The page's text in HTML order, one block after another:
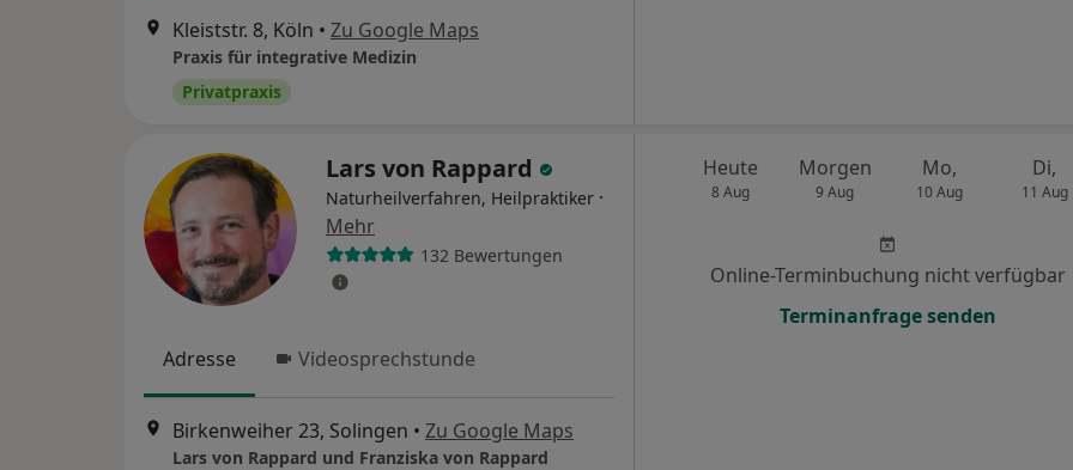
Kleiststr. 8, Köln • Zu Google Maps
Praxis für integrative Medizin
Privatpraxis
Lars von Rappard
Naturheilverfahren, Heilpraktiker ·
Mehr
132 Bewertungen
Adresse Videosprechstunde
Birkenweiher 23, Solingen • Zu Google Maps
Lars von Rappard und Franziska von Rappard
Heute
8 Aug
Morgen
9 Aug
Mo,
10 Aug
Di,
11 Aug
Online-Terminbuchung nicht verfügbar
Terminanfrage senden